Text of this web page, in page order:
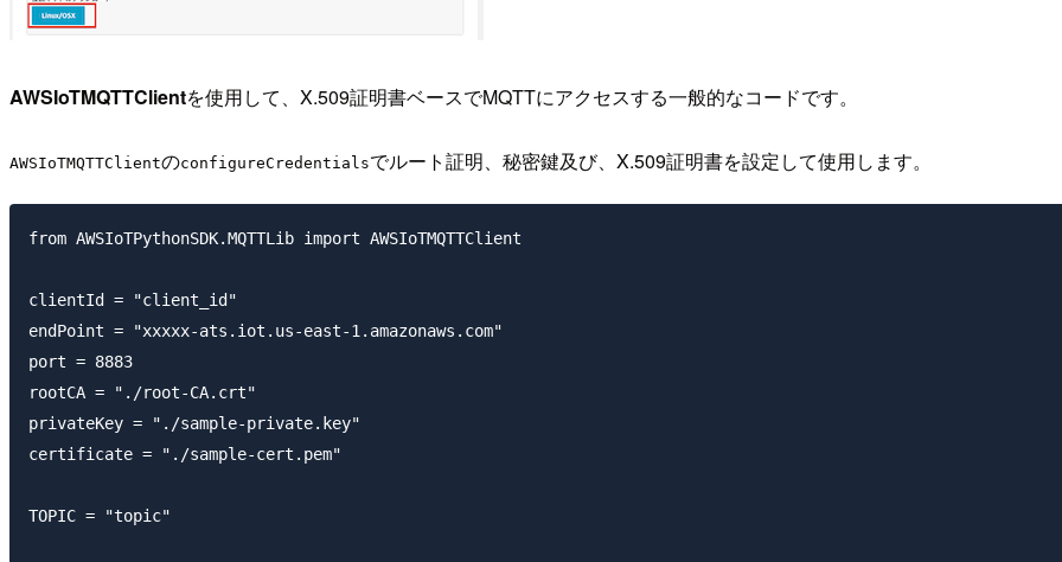
AWSIoTMQTTClientを使用して、X.509証明書ベースでMQTTにアクセスする一般的なコードです。
AWSIoTMQTTClientのconfigureCredentialsでルート証明、秘密鍵及び、X.509証明書を設定して使用します。
from AWSIoTPythonSDK.MQTTLib import AWSIoTMQTTClient
clientId = "client_id"
endPoint = "xxxxx-ats.iot.us-east-1.amazonaws.com"
port = 8883
rootCA = "./root-CA.crt"
privateKey = "./sample-private.key"
certificate = "./sample-cert.pem"
TOPIC = "topic"